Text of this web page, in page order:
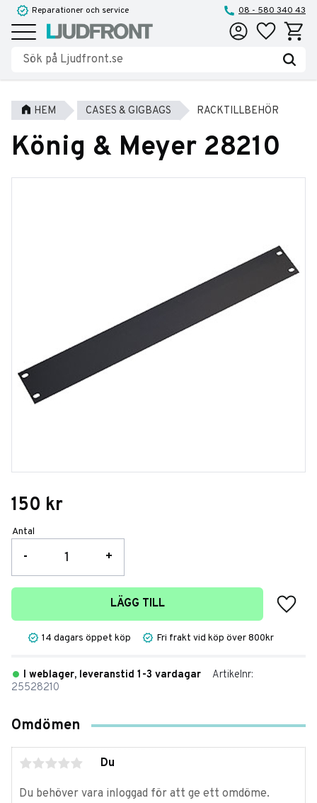
Meny
Reparationer och service 08 - 580 340 43
Favoriter
HEM CASES & GIGBAGS RACKTILLBEHÖR
König & Meyer 28210
150 kr
Antal
+
-
LÄGG TILL
Lägg
14 dagars öppet köp Fri frakt vid köp över 800kr
I weblager, leveranstid 1-3 vardagar
Artikelnr
25528210
Omdömen
Du